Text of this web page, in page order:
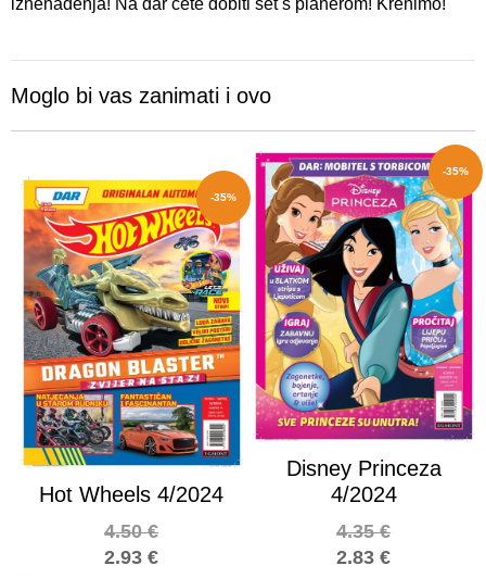
iznenađenja! Na dar ćete dobiti set s planerom! Krenimo!
Moglo bi vas zanimati i ovo
-35%
Hot Wheels 4/2024
2.93€
4.50€
-35%
Disney Princeza
4/2024
2.83€
4.35€